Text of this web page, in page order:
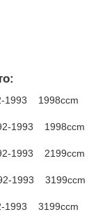
1993 1998ccm
1993 1998ccm
1993 2199ccm
1993 3199ccm
1993 3199ccm